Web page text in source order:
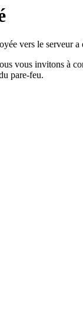
vers le serveur a
vous invitons à
pare-feu.